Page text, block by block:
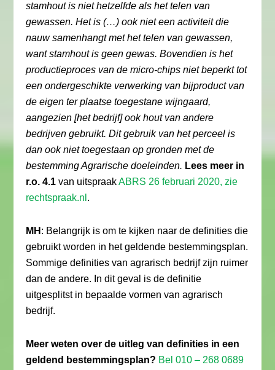
stamhout is niet hetzelfde als het telen van
gewassen. Het is (…) ook niet een activiteit die
nauw samenhangt met het telen van gewassen,
want stamhout is geen gewas. Bovendien is het
productieproces van de micro-chips niet beperkt tot
een ondergeschikte verwerking van bijproduct van
de eigen ter plaatse toegestane wijngaard,
aangezien [het bedrijf] ook hout van andere
bedrijven gebruikt. Dit gebruik van het perceel is
dan ook niet toegestaan op gronden met de
bestemming Agrarische doeleinden. Lees meer in
r.o. 4.1 van uitspraakABRS 26 februari 2020, zie
rechtspraak.nl .
MH : Belangrijk is om te kijken naar de definities die
gebruikt worden in het geldende bestemmingsplan.
Sommige definities van agrarisch bedrijf zijn ruimer
dan de andere. In dit geval is de definitie
uitgesplitst in bepaalde vormen van agrarisch
bedrijf.
Meer weten over de uitleg van definities in een
geldend bestemmingsplan? Bel 010 – 268 0689